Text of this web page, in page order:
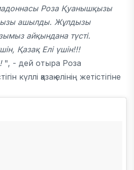
Роза Қуанышқызы
ашылды. Жұлдызы
айқындана түсті.
Қазақ Елі үшін!!!
", - дей отыра Роза
күллі қазақ елінің жетістігіне